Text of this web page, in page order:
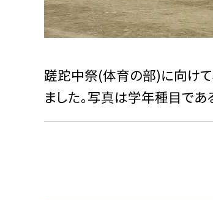
蹉跎中祭(体育の部)に向け
ました。写真は学年種目であ